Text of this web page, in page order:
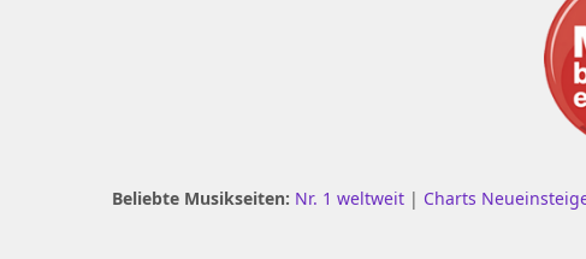
Beliebte Musikseiten: Nr. 1 weltweit | Charts